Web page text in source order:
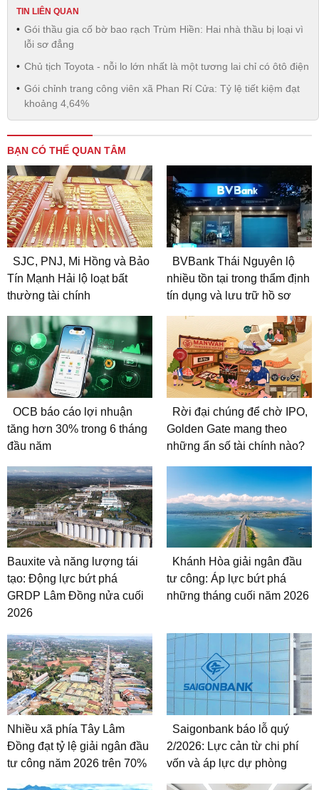
TIN LIÊN QUAN
Gói thầu gia cố bờ bao rạch Trùm Hiền: Hai nhà thầu bị loại vì
lỗi sơ đẳng
Chủ tịch Toyota - nỗi lo lớn nhất là một tương lai chỉ có ôtô điện
Gói chỉnh trang công viên xã Phan Rí Cửa: Tỷ lệ tiết kiệm đạt
khoảng 4,64%
BẠN CÓ THỂ QUAN TÂM
SJC, PNJ, Mi Hồng và Bảo
Tín Mạnh Hải lộ loạt bất
thường tài chính
BVBank Thái Nguyên lộ
nhiều tồn tại trong thẩm định
tín dụng và lưu trữ hồ sơ
OCB báo cáo lợi nhuận
tăng hơn 30% trong 6 tháng
đầu năm
Rời đại chúng để chờ IPO,
Golden Gate mang theo
những ẩn số tài chính nào?
Bauxite và năng lượng tái
tạo: Động lực bứt phá
GRDP Lâm Đồng nửa cuối
2026
Khánh Hòa giải ngân đầu
tư công: Áp lực bứt phá
những tháng cuối năm 2026
Nhiều xã phía Tây Lâm
Đồng đạt tỷ lệ giải ngân đầu
tư công năm 2026 trên 70%
Saigonbank báo lỗ quý
2/2026: Lực cản từ chi phí
vốn và áp lực dự phòng